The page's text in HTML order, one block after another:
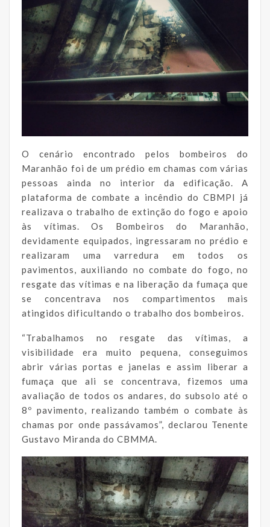
O cenário encontrado pelos bombeiros do
Maranhão foi de um prédio em chamas com várias
pessoas ainda no interior da edificação. A
plataforma de combate a incêndio do CBMPI já
realizava o trabalho de extinção do fogo e apoio
às vítimas. Os Bombeiros do Maranhão,
devidamente equipados, ingressaram no prédio e
realizaram uma varredura em todos os
pavimentos, auxiliando no combate do fogo, no
resgate das vítimas e na liberação da fumaça que
se concentrava nos compartimentos mais
atingidos dificultando o trabalho dos bombeiros.
“Trabalhamos no resgate das vítimas, a
visibilidade era muito pequena, conseguimos
abrir várias portas e janelas e assim liberar a
fumaça que ali se concentrava, fizemos uma
avaliação de todos os andares, do subsolo até o
8º pavimento, realizando também o combate às
chamas por onde passávamos”, declarou Tenente
Gustavo Miranda do CBMMA.